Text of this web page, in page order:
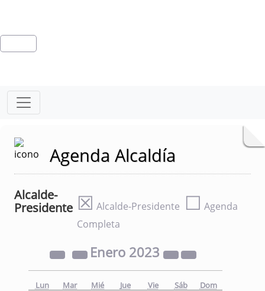
Agenda Alcaldía
Alcalde-
Presidente ☒ Alcalde-Presidente ☐ Agenda
Completa
Enero 2023
Lun Mar Mié Jue Vie Sáb Dom